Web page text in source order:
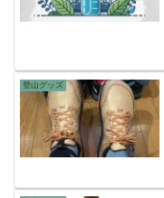
登山グッズ